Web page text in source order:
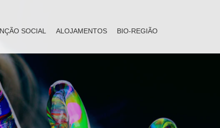
SOCIAL ALOJAMENTOS BIO-REGIÃO